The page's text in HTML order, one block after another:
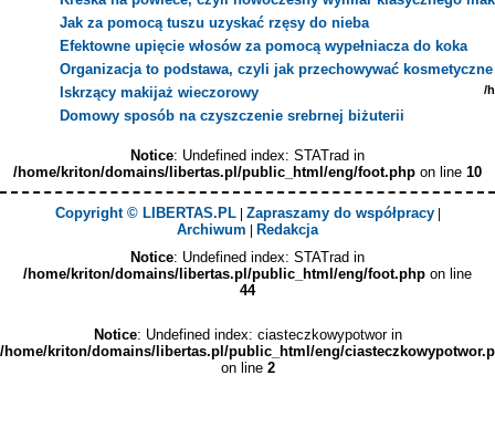
Jak za pomocą tuszu uzyskać rzęsy do nieba
Efektowne upięcie włosów za pomocą wypełniacza do koka
Organizacja to podstawa, czyli jak przechowywać
Iskrzący makijaż wieczorowy
Domowy sposób na czyszczenie srebrnej biżuterii
/
Notice: Undefined index: STATrad in
/home/kriton/domains/libertas.pl/public_html/eng/foot.php on line 10
Copyright © LIBERTAS.PL| Zapraszamy do współpracy|
Archiwum
Redakcja
Notice: Undefined index: STATrad in
/home/kriton/domains/libertas.pl/public_html/eng/foot.php on line
44
Notice: Undefined index: ciasteczkowypotwor in
/home/kriton/domains/libertas.pl/public_html/eng/
on line 2